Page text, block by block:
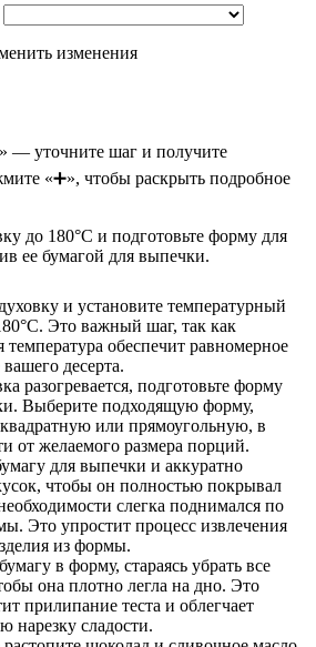
изменения
— уточните шаг и получите
«➕», чтобы раскрыть подробное
до 180°C и подготовьте форму для
ее бумагой для выпечки.
и установите температурный
Это важный шаг, так как
температура обеспечит равномерное
десерта.
разогревается, подготовьте форму
Выберите подходящую форму,
или прямоугольную, в
от желаемого размера порций.
для выпечки и аккуратно
чтобы он полностью покрывал
слегка поднимался по
Это упростит процесс извлечения
из формы.
в форму, стараясь убрать все
она плотно легла на дно. Это
прилипание теста и облегчает
нарезку сладости.